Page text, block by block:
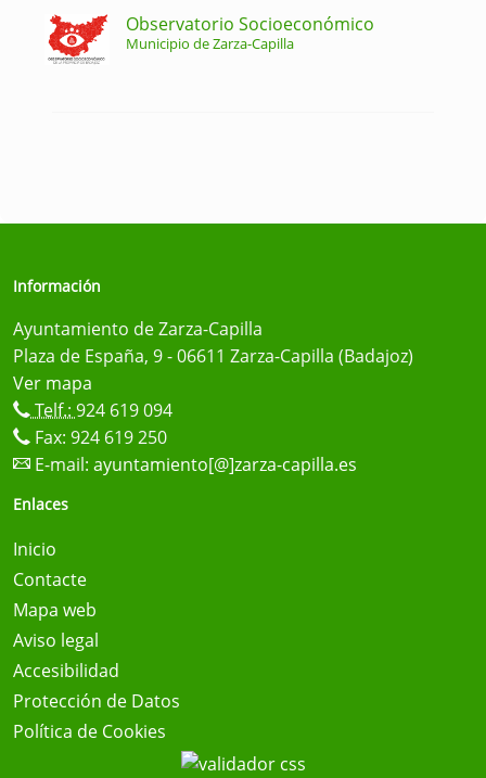
Observatorio Socioeconómico
Municipio de Zarza-Capilla
Información
Ayuntamiento de Zarza-Capilla
Plaza de España, 9 - 06611 Zarza-Capilla (Badajoz)
Ver mapa
Telf.: 924 619 094
Fax: 924 619 250
E-mail: ayuntamiento[@]zarza-capilla.es
Enlaces
Inicio
Contacte
Mapa web
Aviso legal
Accesibilidad
Protección de Datos
Política de Cookies